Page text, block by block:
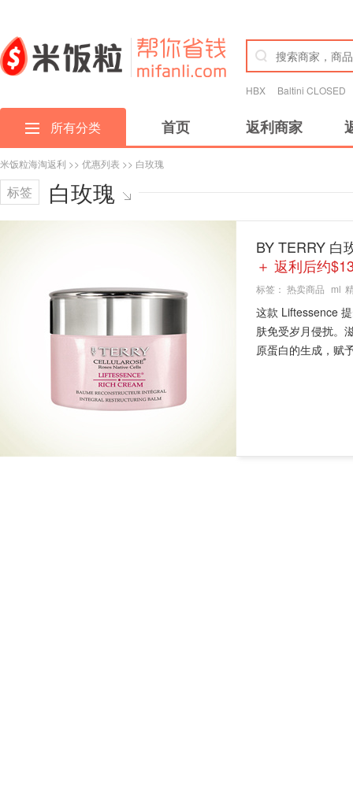
HBX Baltini CLOSED
所有分类 首页 返利商家
米饭粒海淘返利 >> 优惠列表 >> 白玫瑰
标签 白玫瑰
BY TERRY 白
＋ 返利后约
标签： 热卖商品 ml
这款 Liftessence
肤免受岁月侵扰。
原蛋白的生成，赋